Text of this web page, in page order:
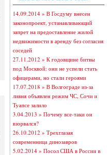
14.09.2014 » В Госдуму внесен
законопроект, устанавливающий
запрет на предоставление жилой
недвижимости в аренду без согласия
соседей
27.11.2012 » К годовщине битвы
под Москвой: они не успели стать
офицерами, но стали героями
17.07.2018 » В Волгограде из-за
ливня объявлен режим ЧС, Сочи и
Туапсе залило
3.04.2013 » Почему все-таки он
взорвался?
26.10.2012 » Трехглазая
современница динозавров
5.02.2014 » Посол США в России в